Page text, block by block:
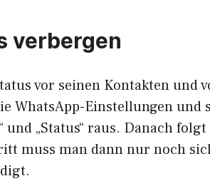
verbergen
vor seinen Kontakten und
WhatsApp-Einstellungen und
und „Status“ raus. Danach
muss man dann nur noch